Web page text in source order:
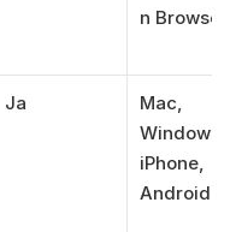
n
Ja
Mac,
Windows,
iPhone,
Android